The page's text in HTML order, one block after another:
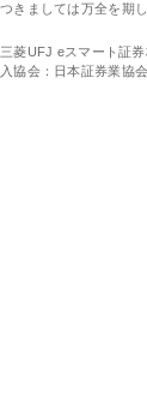
つきましては万全を期
三菱UFJ eスマート証
入協会：日本証券業協